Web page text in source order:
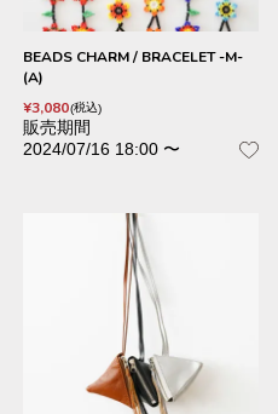
BEADS CHARM / BRACELET -M-
(A)
¥3,080 税込
販売期間
2024/07/16 18:00 〜